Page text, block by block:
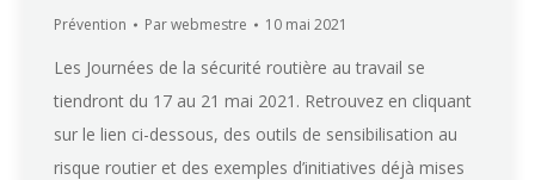
Prévention Parwebmestre 10 mai 2021
Les Journées de la sécurité routière au travail se
tiendront du 17 au 21 mai 2021. Retrouvez en cliquant
sur le lien ci-dessous, des outils de sensibilisation au
risque routier et des exemples d’initiatives déjà mises